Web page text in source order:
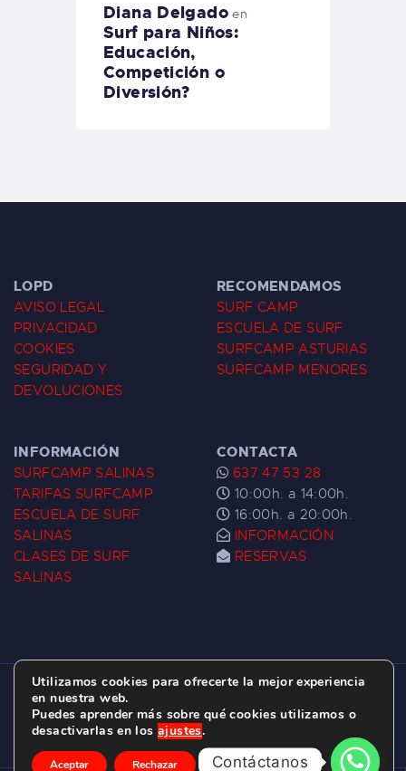
Diana Delgadoen
Surf para Niños:
Educación,
Competición o
Diversión?
LOPD
AVISO LEGAL
PRIVACIDAD
COOKIES
SEGURIDAD Y
DEVOLUCIONES
RECOMENDAMOS
SURF CAMP
ESCUELA DE SURF
SURFCAMP ASTURIAS
SURFCAMP MENORES
INFORMACIÓN
SURFCAMP SALINAS
TARIFAS SURFCAMP
ESCUELA DE SURF
SALINAS
CLASES DE SURF
SALINAS
CONTACTA
637 47 53 28
10:00h. a 14:00h.
16:00h. a 20:00h.
INFORMACIÓN
RESERVAS
ESCUELA DE SURF LAS DUNAS ©
2026.
C/ BERNARDO ÁLVAREZ GALAN 1, SALINAS
(ASTURIAS)
Utilizamos cookies para ofrecerte la mejor experiencia
en nuestra web.
Puedes aprender más sobre qué cookies utilizamos o
desactivarlas en los ajustes.
Aceptar Rechazar Ajustes
Contáctanos